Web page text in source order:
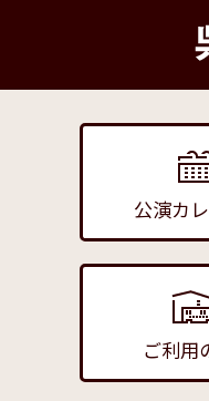
公演カ
ご利用